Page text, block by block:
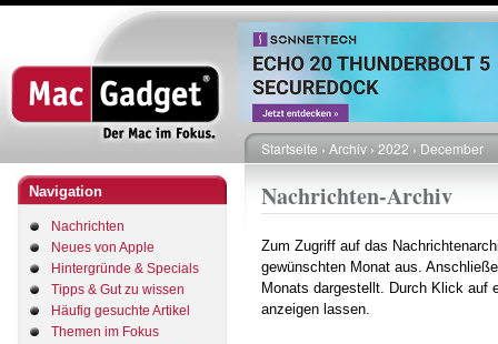
Direkt
zum
Inhalt
Navigation
Nachrichten
Neues von Apple
Hintergründe & Specials
Tipps & Gut zu wissen
Häufig gesuchte Artikel
Themen im Fokus
Pfadnavigation
Startseite Archiv 2022 December
Nachrichten-Archiv
Zum Zugriff auf das
gewünschten Monat aus.
Monats dargestellt. Durch Klick auf
anzeigen lassen.